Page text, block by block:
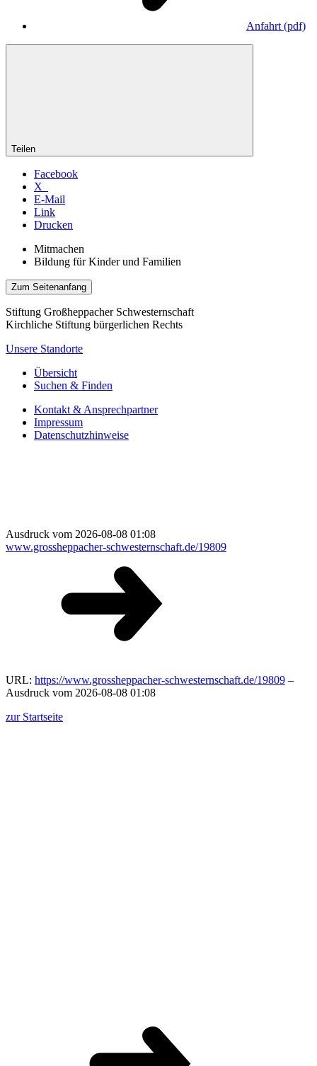
Anfahrt (pdf)
Teilen
Facebook
X
E-Mail
Link
Drucken
Mitmachen
Bildung für Kinder und Familien
Zum Seitenanfang
Stiftung Großheppacher Schwesternschaft
Kirchliche Stiftung bürgerlichen Rechts
Unsere Standorte
Übersicht
Suchen & Finden
Kontakt & Ansprechpartner
Impressum
Datenschutzhinweise
Ausdruck vom 2026-08-08 01:08
www.grossheppacher-schwesternschaft.de/19809
URL: https://www.grossheppacher-schwesternschaft.de/19809 –
Ausdruck vom 2026-08-08 01:08
zur Startseite